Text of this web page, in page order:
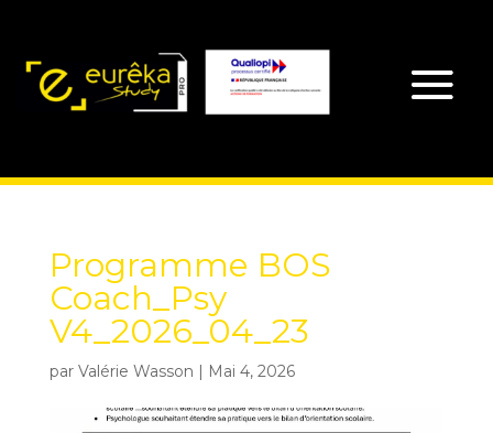
Programme BOS
Coach_Psy
V4_2026_04_23
par Valérie Wasson | Mai 4, 2026